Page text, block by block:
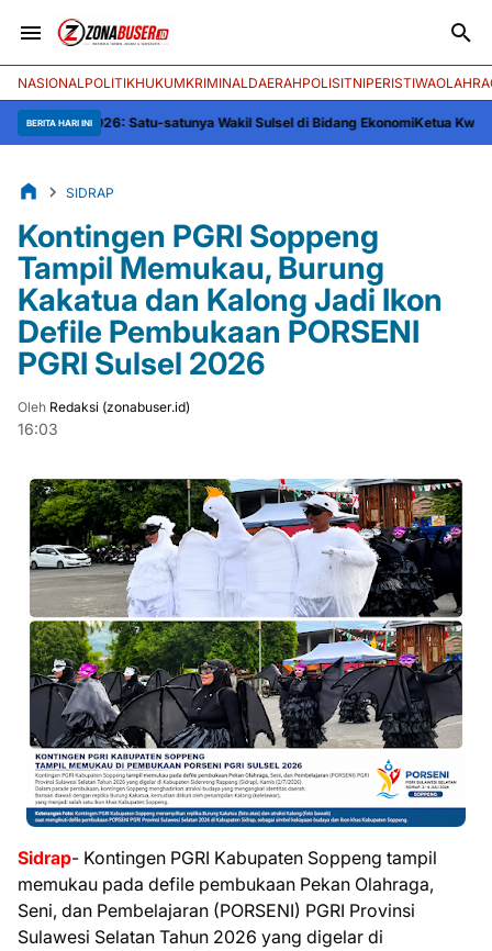
NASIONALPOLITIKHUKUMKRIMINALDAERAHPOLISITNIPERISTIWA
BERITA HARI INI
2026: Satu-satunya Wakil Sulsel di Bidang EkonomiKetua Kwarcab
SIDRAP
Kontingen PGRI Soppeng
Tampil Memukau, Burung
Kakatua dan Kalong Jadi Ikon
Defile Pembukaan PORSENI
PGRI Sulsel 2026
Oleh Redaksi (zonabuser.id)
16:03
Sidrap- Kontingen PGRI Kabupaten Soppeng tampil
memukau pada defile pembukaan Pekan Olahraga,
Seni, dan Pembelajaran (PORSENI) PGRI Provinsi
Sulawesi Selatan Tahun 2026 yang digelar di